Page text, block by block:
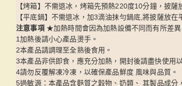
【烤箱】不需退冰，烤箱先預熱220度10分鐘，披
【平底鍋】不需退冰，加3滴油抹勻鍋底,將披薩放
注意事項 ★加熱時間會因為加熱設備不同而有所差異
1加熱後請小心產品燙手。
2本產品請調理至全熟後食用。
3本產品非供即食，應充分加熱，開封後請盡快使用
4請勿反覆解凍冷凍，以確保產品鮮度 風味與品質。
5過敏源：本產品含麩質之穀物、奶類、 其製品成分